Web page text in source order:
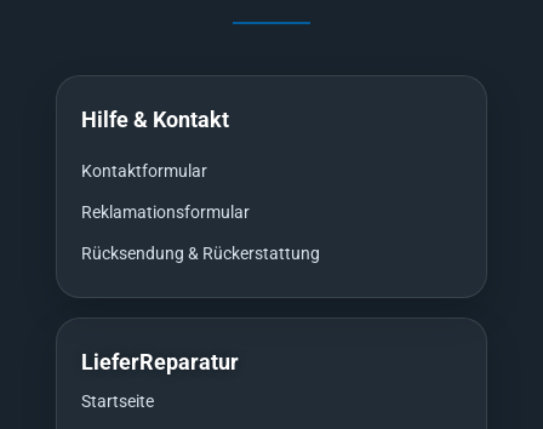
Hilfe & Kontakt
Kontaktformular
Reklamationsformular
Rücksendung & Rückerstattung
LieferReparatur
Startseite